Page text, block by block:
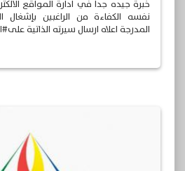
خبرة جيده جداً في ادارة المواقع
نفسه الكفاءة من الراغبين
المدرجة اعلاه ارسال سيرته الذاتية